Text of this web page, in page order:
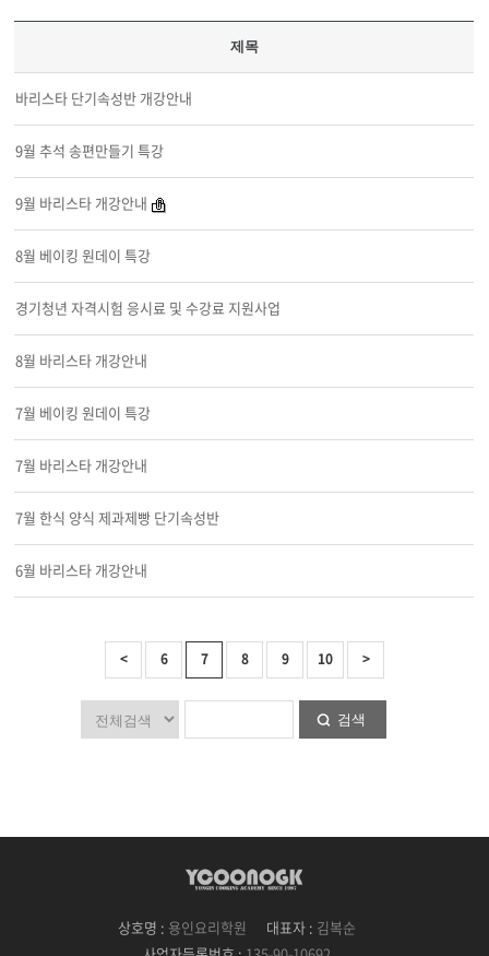
제목
바리스타 단기속성반 개강안내
9월 추석 송편만들기 특강
9월 바리스타 개강안내
8월 베이킹 원데이 특강
경기청년 자격시험 응시료 및 수강료 지원사업
8월 바리스타 개강안내
7월 베이킹 원데이 특강
7월 바리스타 개강안내
7월 한식 양식 제과제빵 단기속성반
6월 바리스타 개강안내
< 6 7 8 9 10 >
검색
상호명 : 용인요리학원 대표자 : 김복순